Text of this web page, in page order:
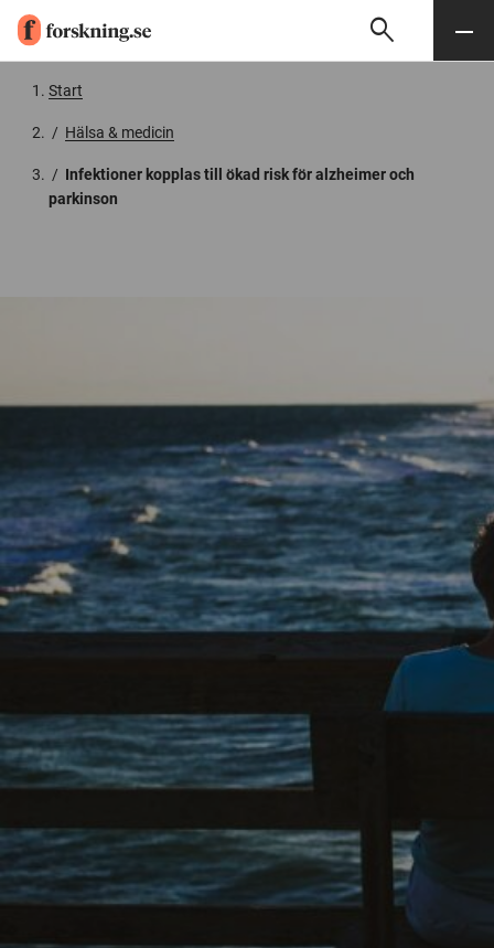
Söksearch Meny
Start
/ Hälsa & medicin
/ Infektioner kopplas till ökad risk för alzheimer och
parkinson